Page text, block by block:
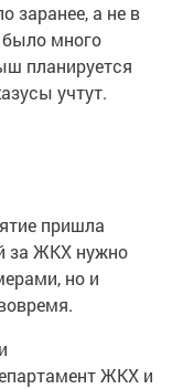
заранее, а не в
было много
планируется
учтут.
пришла
за ЖКХ нужно
но и
ЖКХ и